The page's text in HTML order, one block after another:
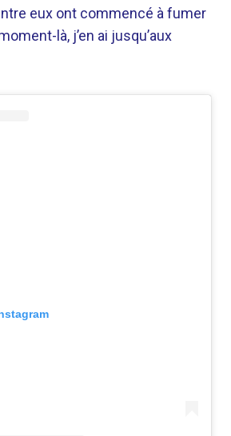
eux ont commencé à fumer
là, j’en ai jusqu’aux